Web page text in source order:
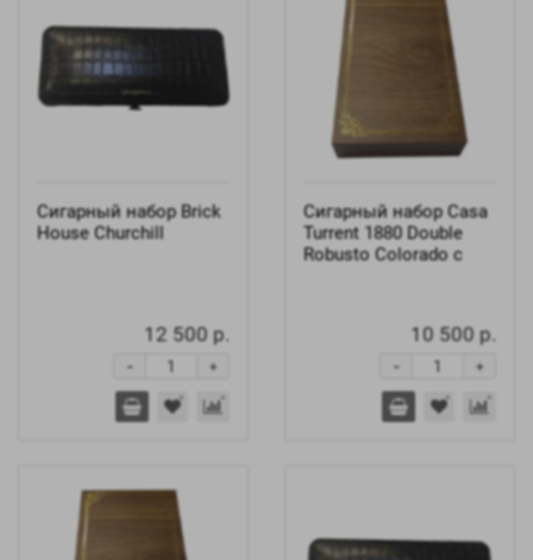
Сигарный набор Brick
House Churchill
12 500 р.
+
-
Сигарный набор Casa
Turrent 1880 Double
Robusto Colorado с
10 500 р.
+
-